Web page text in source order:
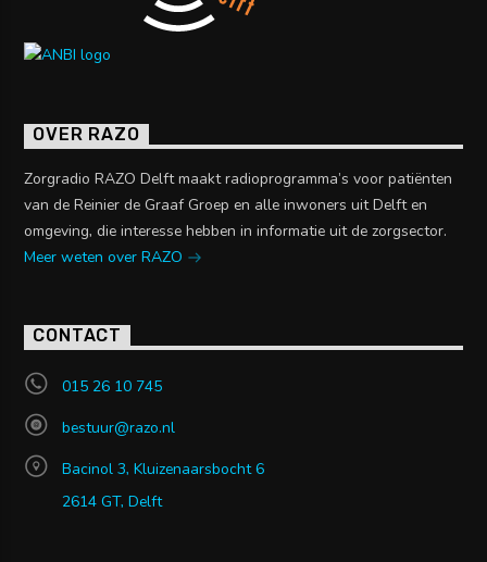
OVER RAZO
Zorgradio RAZO Delft maakt radioprogramma’s voor patiënten
van de Reinier de Graaf Groep en alle inwoners uit Delft en
omgeving, die interesse hebben in informatie uit de zorgsector.
Meer weten over RAZO
CONTACT
015 26 10 745
bestuur@razo.nl
Bacinol 3, Kluizenaarsbocht 6
2614 GT, Delft